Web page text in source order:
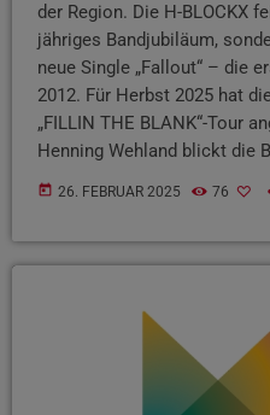
der Region. Die H-BLOCKX
jähriges Bandjubiläum,
neue Single „Fallout“ – die
2012. Für Herbst 2025 hat
„FILLIN THE BLANK“-Tour
Henning Wehland blickt die
today 26. FEBRUAR 2025 76